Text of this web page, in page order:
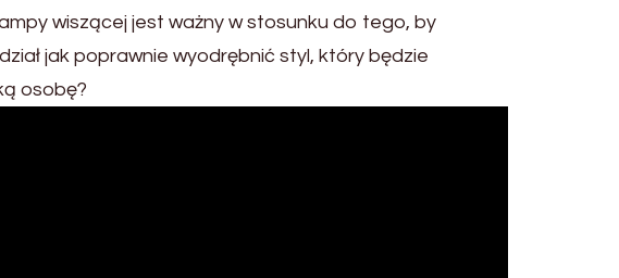
wiszącej jest ważny w stosunku do tego, by
jak poprawnie wyodrębnić styl, który będzie
osobę?